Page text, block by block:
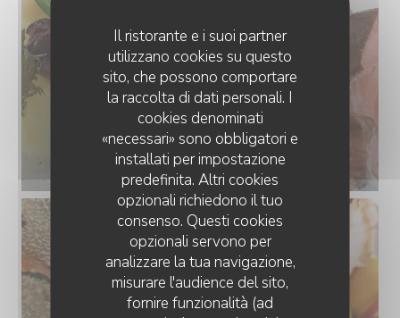
Il ristorante e i suoi partner
utilizzano cookies su questo
sito, che possono comportare
la raccolta di dati personali. I
cookies denominati
«necessari» sono obbligatori e
installati per impostazione
predefinita. Altri cookies
opzionali richiedono il tuo
consenso. Questi cookies
opzionali servono per
analizzare la tua navigazione,
misurare l'audience del sito,
fornire funzionalità (ad